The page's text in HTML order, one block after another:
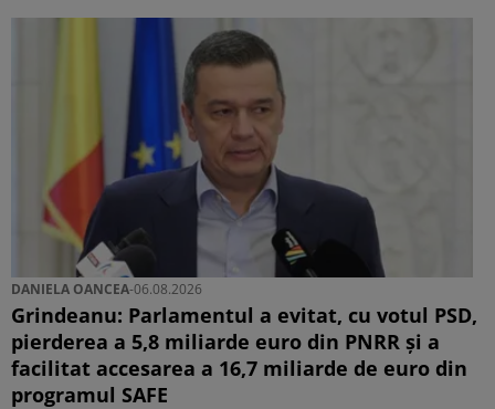
DANIELA OANCEA-06.08.2026
Grindeanu: Parlamentul a evitat, cu votul PSD,
pierderea a 5,8 miliarde euro din PNRR și a
facilitat accesarea a 16,7 miliarde de euro din
programul SAFE